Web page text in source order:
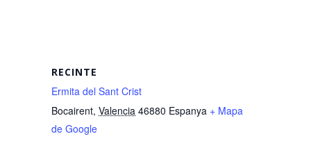
RECINTE
Ermita del Sant Crist
Bocairent, Valencia 46880 Espanya + Mapa
de Google